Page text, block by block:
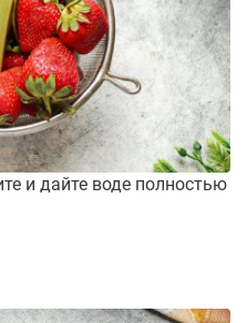
и дайте воде полностью